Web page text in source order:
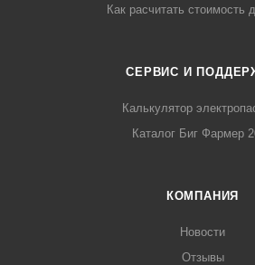
Как расчитать стоимость
СЕРВИС И
Калькулятор
Каталог Биг Фармер
КОМПАНИЯ
Новости
Отзывы